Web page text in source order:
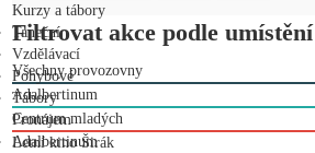
Kurzy a tábory
Taneční
Vzdělávací
Pohybové
Tábory
Pronájem
Adalbertinum
Filtrovat akce podle umístění
Všechny provozovny
Adalbertinum
Centrum mladých
Letní kino Širák